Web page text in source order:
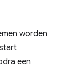
worden
een